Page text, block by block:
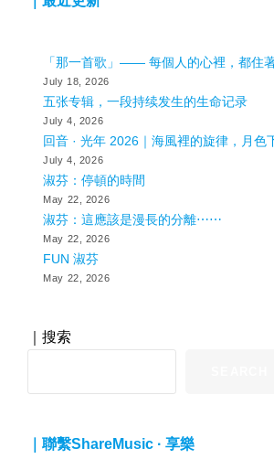
「那一首歌」—— 每個人的心裡，都住著
July 18, 2026
五张专辑，一段持续发生的生命记录
July 4, 2026
回音 · 光年 2026｜海風裡的旋律，月色
July 4, 2026
淑芬：停頓的時間
May 22, 2026
淑芬：這應該是漫長的分離⋯⋯
May 22, 2026
FUN 淑芬
May 22, 2026
｜搜索
｜聯繫ShareMusic · 享樂